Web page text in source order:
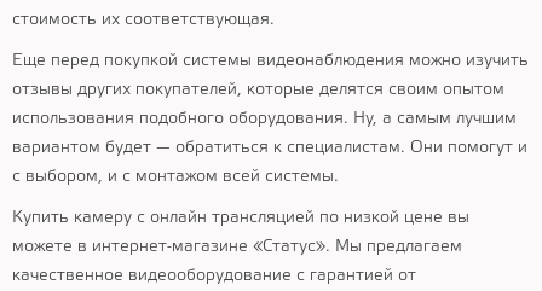
стоимость их соответствующая.
Еще перед покупкой системы видеонаблюдения можно изучить
отзывы других покупателей, которые делятся своим опытом
использования подобного оборудования. Ну, а самым лучшим
вариантом будет — обратиться к специалистам. Они помогут и
с выбором, и с монтажом всей системы.
Купить камеру с онлайн трансляцией по низкой цене вы
можете в интернет-магазине «Статус». Мы предлагаем
качественное видеооборудование с гарантией от